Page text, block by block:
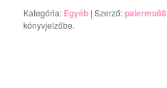
Kategória: Egyéb | Szerző:palermo88
könyvjelzőbe.